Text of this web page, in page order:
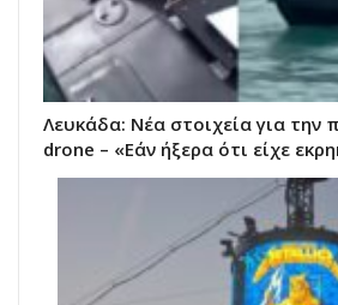
Λευκάδα: Νέα στοιχεία για την
drone – «Εάν ήξερα ότι είχε